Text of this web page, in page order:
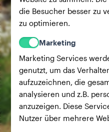
die Besucher besser zu
zu optimieren.
Marketing
Marketing Services
genutzt, um das
aufzuzeichnen, die
analysieren und z.B.
anzuzeigen. Diese
Nutzer über mehrere